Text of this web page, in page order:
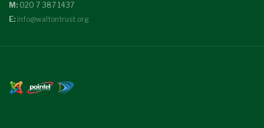
M: 020 7 387 1437
E: info@waltontrust.org